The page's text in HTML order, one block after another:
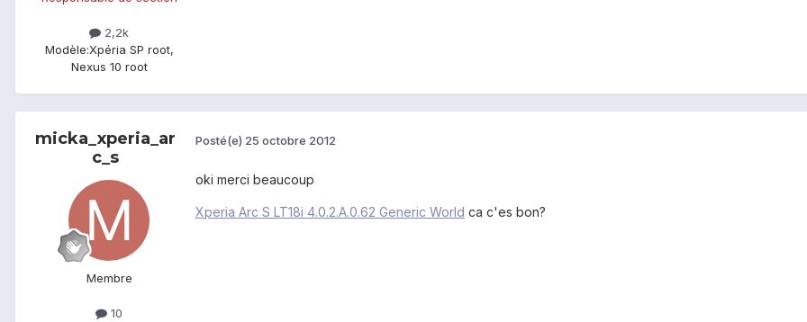
2,2k
Modèle:Xpéria SP root,
Nexus 10 root
micka_xperia_ar
c_s
Membre
10
Posté(e) 25 octobre 2012
oki merci beaucoup
Xperia Arc S LT18i 4.0.2.A.0.62 Generic World ca c'es bon?